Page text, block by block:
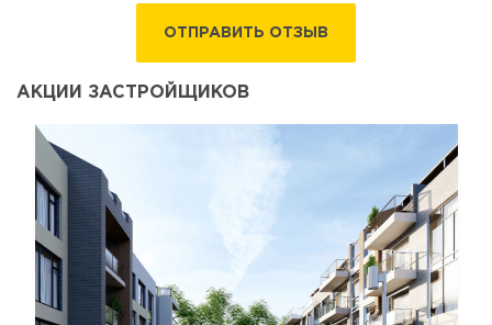
ОТПРАВИТЬ ОТЗЫВ
АКЦИИ ЗАСТРОЙЩИКОВ